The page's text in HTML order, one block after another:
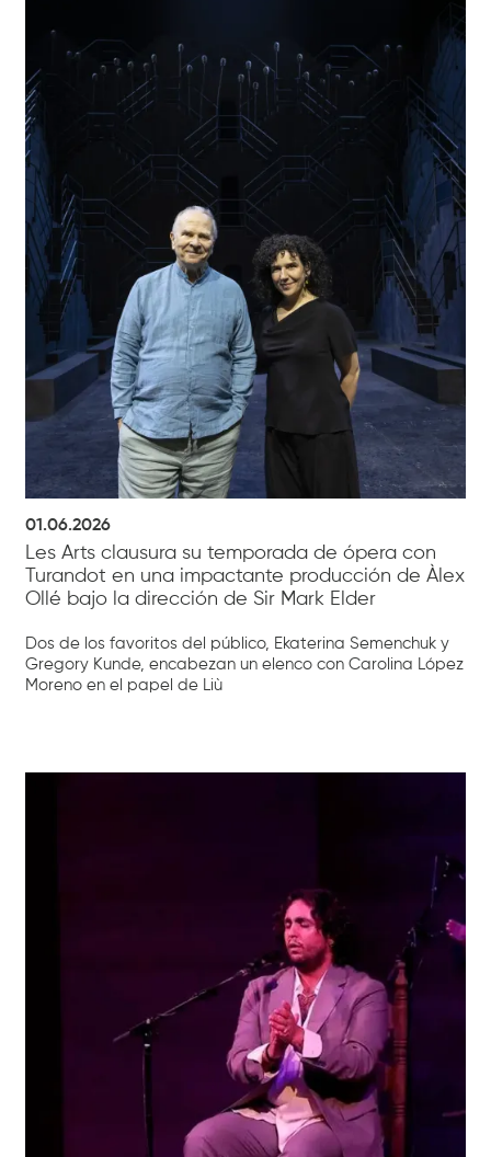
01.06.2026
Les Arts clausura su temporada de ópera con
Turandot en una impactante producción de Àlex
Ollé bajo la dirección de Sir Mark Elder
Dos de los favoritos del público, Ekaterina Semenchuk y
Gregory Kunde, encabezan un elenco con Carolina López
Moreno en el papel de Liù